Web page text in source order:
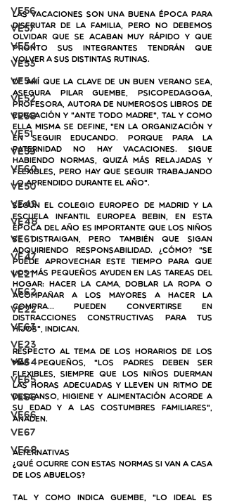
VE56
VE57
VE54
VE53
VE54
VE52
VE58
VE51
VE59
VE60
VE50
VE49
VE48
VE61
VE47
VE21
VE62
VE22
VE63
VE23
VE64
VE65
VE66
ve66
VE67
VE68
Las vacaciones son una buena época para
disfrutar de la familia, pero no debemos
olvidar que se acaban muy rápido y que
pronto sus integrantes tendrán que
volver a sus distintas rutinas.
De ahí que la clave de un buen verano sea,
asegura Pilar Guembe, psicopedagoga,
profesora, autora de numerosos libros de
educación y "ante todo madre", tal y como
ella misma se define, "en la organización y
en seguir educando. Porque para la
paternidad no hay vacaciones. Sigue
habiendo normas, quizá más relajadas y
flexibles, pero hay que seguir trabajando
lo aprendido durante el año".
Según el Colegio Europeo de Madrid y la
Escuela Infantil Europea Bebin, en esta
época del año es importante que los niños
se distraigan, pero también que sigan
adquiriendo responsabilidad. ¿Cómo? "Se
puede aprovechar este tiempo para que
los más pequeños ayuden en las tareas del
hogar: hacer la cama, doblar la ropa o
acompañar a los mayores a hacer la
compra… Pueden convertirse en
distracciones constructivas para tus
hijos", indican.
Respecto al tema de los horarios de los
más pequeños, "los padres deben ser
flexibles, siempre que los niños duerman
las horas adecuadas y lleven un ritmo de
descanso, higiene y alimentación acorde a
su edad y a las costumbres familiares",
añaden.
Alternativas
¿Qué ocurre con estas normas si van a casa
de los abuelos?
Tal y como indica Guembe, "lo ideal es